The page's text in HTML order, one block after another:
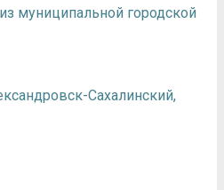
муниципальной городской
Сахалинский,